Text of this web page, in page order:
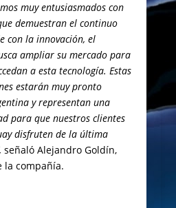
muy entusiasmados con
demuestran el continuo
con la innovación, el
ampliar su mercado para
a esta tecnología. Estas
estarán muy pronto
y representan una
para que nuestros clientes
disfruten de la última
señaló Alejandro Goldín,
la compañía.